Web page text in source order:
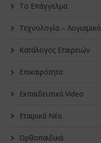
Το Επάγγελμα
Τεχνολογία – Λογισμικό
Κατάλογος Εταιρειών
Επικαιρότητα
Εκπαιδευτικά Video
Εταιρικά Νέα
Oρθοπαιδικά